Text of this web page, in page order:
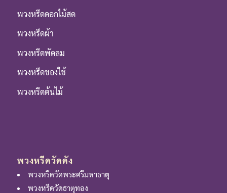
พวงหรีดดอกไม้สด
พวงหรีดผ้า
พวงหรีดพัดลม
พวงหรีดของใช้
พวงหรีดต้นไม้
พวงหรีดวัดดัง
พวงหรีดวัดพระศรีมหาธาตุ
พวงหรีดวัดธาตุทอง